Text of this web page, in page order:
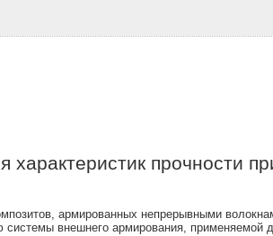
прочности
армированных непрерывными
системы внешнего армирования, применяемой